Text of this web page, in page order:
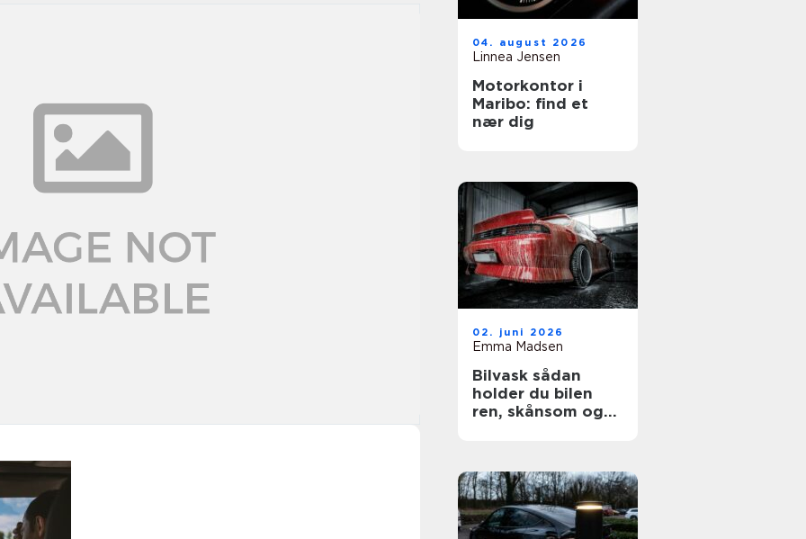
04. august 2026
Linnea Jensen
Motorkontor i
Maribo: find et
nær dig
02. juni 2026
Emma Madsen
Bilvask sådan
holder du bilen
ren, skånsom og